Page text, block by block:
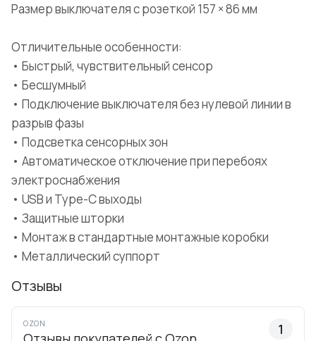
Размер выключателя с розеткой 157 × 86 мм
Отличительные особенности:
• Быстрый, чувствительный сенсор
• Бесшумный
• Подключение выключателя без нулевой линии в
разрыв фазы
• Подсветка сенсорных зон
• Автоматическое отключение при перебоях
электроснабжения
• USB и Type-C выходы
• Защитные шторки
• Монтаж в стандартные монтажные коробки
• Металлический суппорт
Отзывы
OZON 1